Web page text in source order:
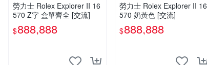
勞力士 Rolex Explorer II 16
570 Z字 盒單齊全 [交流]
$888,888
勞力士 Rolex Explorer II 16
570 奶黃色 [交流]
$888,888